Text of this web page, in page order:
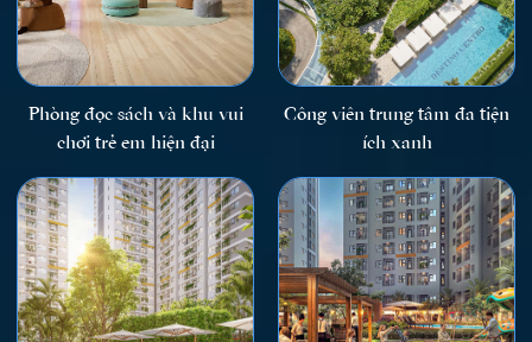
Phòng đọc sách và khu vui
chơi trẻ em hiện đại
Công viên trung tâm đa tiện
ích xanh